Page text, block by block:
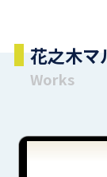
花之木マ
Works